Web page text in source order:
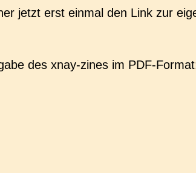
jetzt erst einmal den Link zur
des xnay-zines im PDF-